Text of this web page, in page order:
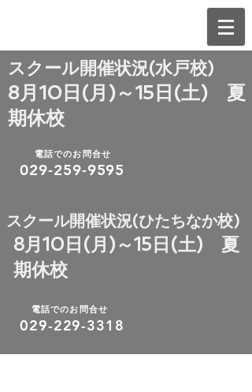
​スクール開催状況(水戸校)
8月10日(月)～15日(土) 夏
期休校
電話でのお問合せ
029-259-9595
​スクール開催状況(ひたちなか校)
8月10日(月)～15日(土) 夏
期休校
電話でのお問合せ
​029-229-3318